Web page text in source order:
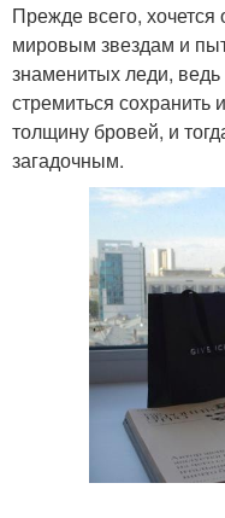
Прежде всего, хочется
мировым звездам и
знаменитых леди,
стремиться
толщину бровей, и
загадочным.